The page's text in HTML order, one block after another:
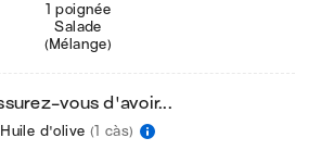
1 poignée
Salade
(Mélange)
vous d'avoir...
Huile d'olive (1 càs)